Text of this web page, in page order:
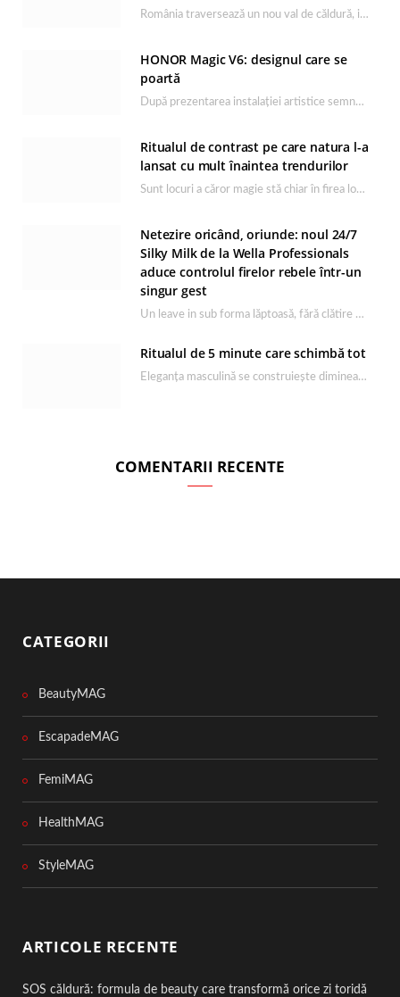
România traversează un nou val de căldură, iar rutina de îngrijire capătă un rol esențial…
HONOR Magic V6: designul care se
poartă
După prezentarea instalației artistice semnată de Catrinel Săbăciag în cadrul evenimentului de lansare HONOR Magic…
Ritualul de contrast pe care natura l-a
lansat cu mult înaintea trendurilor
Sunt locuri a căror magie stă chiar în firea lor naturală, iar Lacul Ursu din…
Netezire oricând, oriunde: noul 24/7
Silky Milk de la Wella Professionals
aduce controlul firelor rebele într-un
singur gest
Un leave in sub forma lăptoasă, fără clătire care completează rutina Ultimate Smooth și transformă…
Ritualul de 5 minute care schimbă tot
Eleganța masculină se construiește dimineața, în câteva minute și cu produsele potrivite. O rutină de…
COMENTARII RECENTE
CATEGORII
BeautyMAG
EscapadeMAG
FemiMAG
HealthMAG
StyleMAG
ARTICOLE RECENTE
SOS căldură: formula de beauty care transformă orice zi toridă